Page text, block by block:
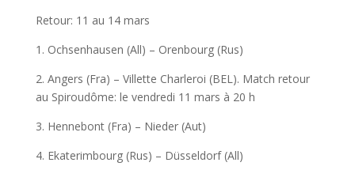
Retour: 11 au 14 mars
1. Ochsenhausen (All) – Orenbourg (Rus)
2. Angers (Fra) – Villette Charleroi (BEL). Match retour
au Spiroudôme: le vendredi 11 mars à 20 h
3. Hennebont (Fra) – Nieder (Aut)
4. Ekaterimbourg (Rus) – Düsseldorf (All)